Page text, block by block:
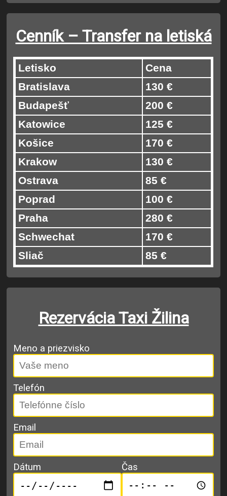
Cenník – Transfer na letiská
Letisko
Cena
Bratislava
130 €
Budapešť
200 €
Katowice
125 €
Košice
170 €
Krakow
130 €
Ostrava
85 €
Poprad
100 €
Praha
280 €
Schwechat
170 €
Sliač
85 €
Rezervácia Taxi Žilina
Meno a priezvisko
Telefón
Email
Dátum Čas